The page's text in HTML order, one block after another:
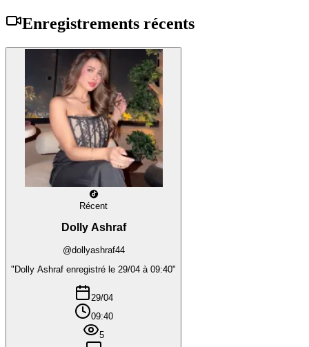
Enregistrements récents
Récent
Dolly Ashraf
@dollyashraf44
"Dolly Ashraf enregistré le 29/04 à 09:40"
29/04
09:40
5